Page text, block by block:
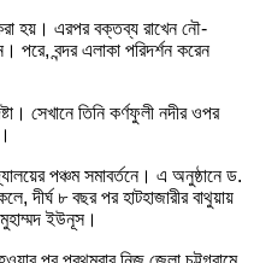
করা হয়। এরপর বক্তব্য রাখেন নৌ-
পরে, বন্দর এলাকা পরিদর্শন করেন
সেখানে তিনি কর্ণফুলী নদীর ওপর
পঞ্চম সমাবর্তনে। এ অনুষ্ঠানে ড.
দীর্ঘ ৮ বছর পর হাটহাজারীর বাথুয়ায়
মুহাম্মদ ইউনূস।